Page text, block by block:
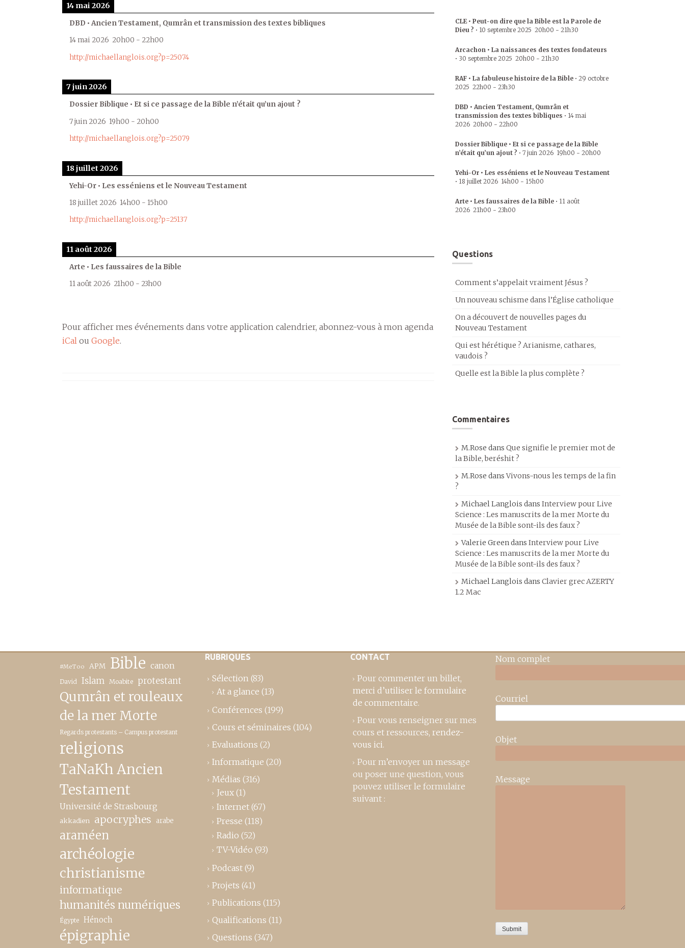
14 mai 2026
DBD • Ancien Testament, Qumrân et transmission des textes bibliques
14 mai 2026 20h00 - 22h00
http://michaellanglois.org?p=25074
7 juin 2026
Dossier Biblique • Et si ce passage de la Bible n’était qu’un ajout ?
7 juin 2026 19h00 - 20h00
http://michaellanglois.org?p=25079
18 juillet 2026
Yehi-Or • Les esséniens et le Nouveau Testament
18 juillet 2026 14h00 - 15h00
http://michaellanglois.org?p=25137
11 août 2026
Arte • Les faussaires de la Bible
11 août 2026 21h00 - 23h00
Pour afficher mes événements dans votre application calendrier, abonnez-vous à mon agenda
iCal ou Google.
CLE • Peut-on dire que la Bible est la Parole de
Dieu ? • 10 septembre 2025 20h00 - 21h30
Arcachon • La naissances des textes fondateurs
• 30 septembre 2025 20h00 - 21h30
RAF • La fabuleuse histoire de la Bible • 29 octobre
2025 22h00 - 23h30
DBD • Ancien Testament, Qumrân et
transmission des textes bibliques • 14 mai
2026 20h00 - 22h00
Dossier Biblique • Et si ce passage de la Bible
n’était qu’un ajout ? • 7 juin 2026 19h00 - 20h00
Yehi-Or • Les esséniens et le Nouveau Testament
• 18 juillet 2026 14h00 - 15h00
Arte • Les faussaires de la Bible • 11 août
2026 21h00 - 23h00
Questions
Comment s’appelait vraiment Jésus ?
Un nouveau schisme dans l’Église catholique
On a découvert de nouvelles pages du
Nouveau Testament
Qui est hérétique ? Arianisme, cathares,
vaudois ?
Quelle est la Bible la plus complète ?
Commentaires
M.Rose dans Que signifie le premier mot de
la Bible, beréshit ?
M.Rose dansVivons-nous les temps de la fin
?
Michael Langlois dans Interview pour Live
Science : Les manuscrits de la mer Morte du
Musée de la Bible sont-ils des faux ?
Valerie Greendans Interview pour Live
Science : Les manuscrits de la mer Morte du
Musée de la Bible sont-ils des faux ?
Michael Langlois dans Clavier grec AZERTY
1.2 Mac
#MeToo APM Bible canon
David Islam Moabite protestant
Qumrân et rouleaux
de la mer Morte
Regards protestants – Campus protestant
religions
TaNaKh Ancien
Testament
Université de Strasbourg
akkadien apocryphes arabe
araméen
archéologie
christianisme
informatique
humanités numériques
Égypte Hénoch
épigraphie
RUBRIQUES
Sélection (83)
At a glance (13)
Conférences (199)
Cours et séminaires (104)
Evaluations (2)
Informatique (20)
Médias (316)
Jeux (1)
Internet (67)
Presse (118)
Radio (52)
TV-Vidéo (93)
Podcast (9)
Projets (41)
Publications (115)
Qualifications (11)
Questions (347)
CONTACT
Pour commenter un billet,
merci d’utiliser le formulaire
de commentaire.
Pour vous renseigner sur mes
cours et ressources, rendez-
vous ici.
Pour m’envoyer un message
ou poser une question, vous
pouvez utiliser le formulaire
suivant :
Nom complet
Courriel
Objet
Message